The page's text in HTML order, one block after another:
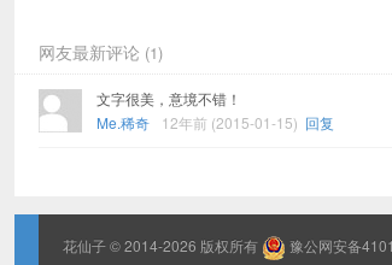
网友最新评论 (1)
文字很美，意境不错！
Me.稀奇
12年前 (2015-01-15) 回复
花仙子© 2014-2026 版权所有 豫公网安备